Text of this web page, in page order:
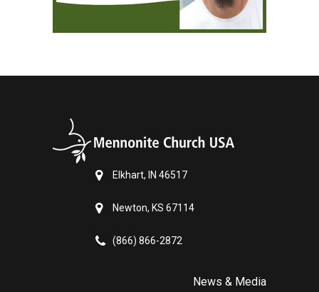
Elkhart, IN 46517
Newton, KS 67114
(866) 866-2872
News & Media